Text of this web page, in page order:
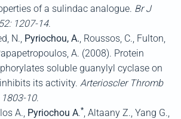
of a sulindac analogue. Br J
: 1207-14.
N., Pyriochou, A., Roussos, C., Fulton,
A. (2008). Protein
soluble guanylyl cyclase on
its activity. Arterioscler Thromb
1803-10.
A., Pyriochou A.*, Altaany Z., Yang G.,